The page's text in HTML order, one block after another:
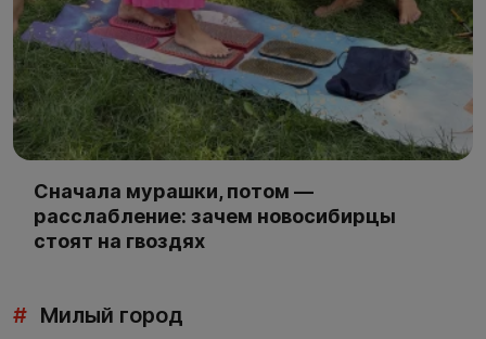
Сначала мурашки, потом —
расслабление: зачем новосибирцы
стоят на гвоздях
# Милый город